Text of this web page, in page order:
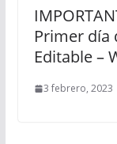
Primer día
Editable –
3 febrero, 2023